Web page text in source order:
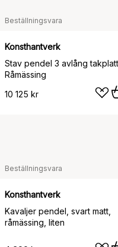
Beställningsvara
Konsthantverk
Stav pendel 3 avlång
Råmässing
10 125 kr
Beställningsvara
Konsthantverk
Kavaljer pendel, svart matt,
råmässing, liten